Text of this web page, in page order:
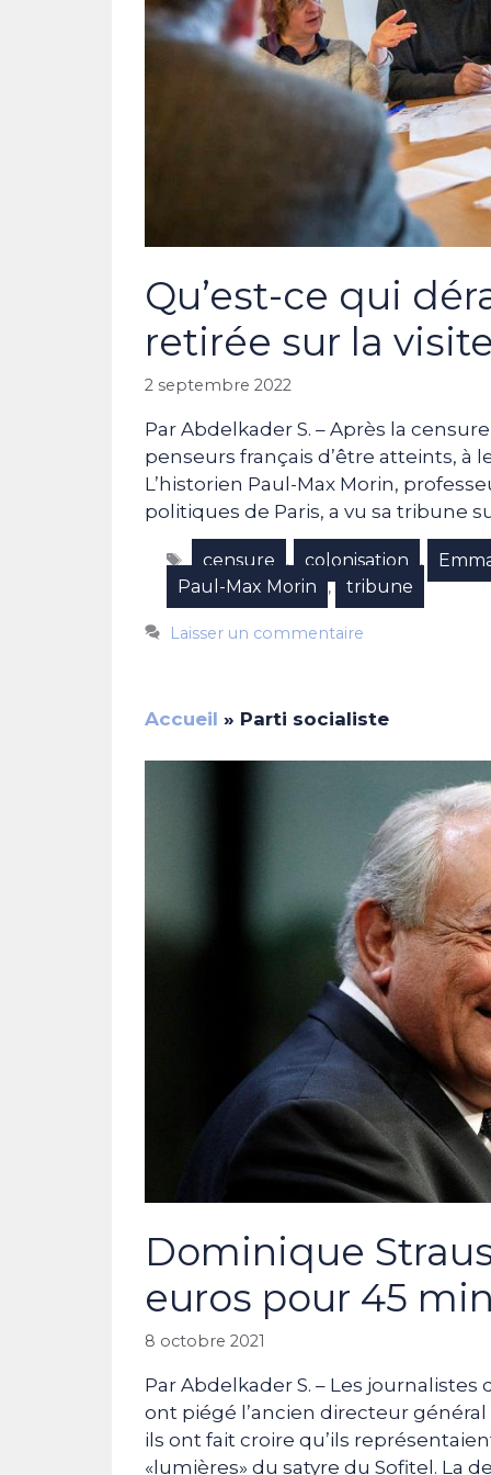
Qu’est-ce qui
retirée sur la
2 septembre 2022
Par Abdelkader S. – Après la
penseurs français d’être atteints, à
L’historien Paul-Max Morin,
politiques de Paris, a vu sa tribune
Étiquettes
censure , colonisation ,
Paul-Max Morin , tribune
Laisser un commentaire
Accueil » Parti socialiste
Dominique
euros pour 45
8 octobre 2021
Par Abdelkader S. – Les journalistes
ont piégé l’ancien directeur
ils ont fait croire qu’ils
«lumières» du satyre du Sofitel. La